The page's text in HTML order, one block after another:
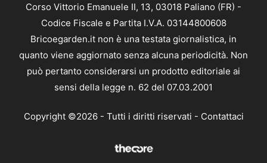
Corso Vittorio Emanuele II, 13, 03018 Paliano (FR) -
Codice Fiscale e Partita I.V.A. 03144800608
Bricoegarden.it non è una testata giornalistica, in
quanto viene aggiornato senza alcuna periodicità. Non
può pertanto considerarsi un prodotto editoriale ai
sensi della legge n. 62 del 07.03.2001
Copyright ©2026 - Tutti i diritti riservati - Contattaci